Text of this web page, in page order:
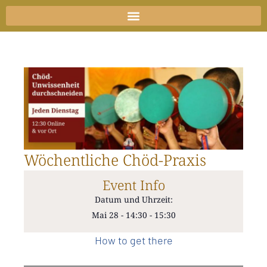
Zum
Inhalt
Wöchentliche Chöd-Praxis
Event Info
Datum und Uhrzeit:
Mai 28 - 14:30 - 15:30
How to get there